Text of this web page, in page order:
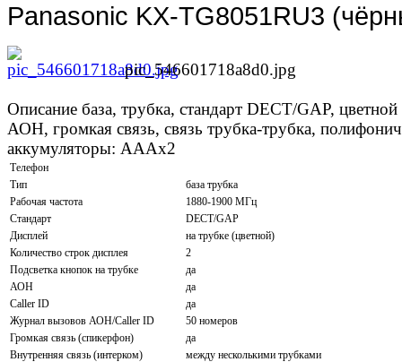
Panasonic KX-TG8051RU3
pic_546601718a8d0.jpg
Описание база, трубка, стандарт DECT/GAP,
АОН, громкая связь, связь трубка-трубка,
аккумуляторы: AAAx2
Телефон
Тип
база трубка
Рабочая частота
1880-1900 МГц
Стандарт
DECT/GAP
Дисплей
на трубке (цветной)
Количество строк дисплея
2
Подсветка кнопок на трубке
да
АОН
да
Caller ID
да
Журнал вызовов АОН/Caller ID
50 номеров
Громкая связь (спикерфон)
да
Внутренняя связь (интерком)
между несколькими трубками